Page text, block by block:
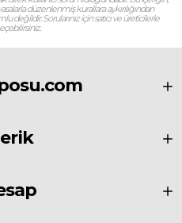
düzenlenmiş kurallara aykırılığından
Sorularınız için satıcı ve üreticilerle